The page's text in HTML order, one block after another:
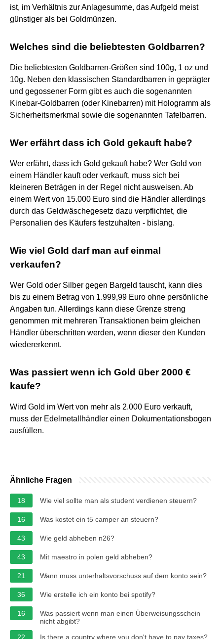
ist, im Verhältnis zur Anlagesumme, das Aufgeld meist
günstiger als bei Goldmünzen.
Welches sind die beliebtesten Goldbarren?
Die beliebtesten Goldbarren-Größen sind 100g, 1 oz und
10g. Neben den klassischen Standardbarren in geprägter
und gegossener Form gibt es auch die sogenannten
Kinebar-Goldbarren (oder Kinebarren) mit Hologramm als
Sicherheitsmerkmal sowie die sogenannten Tafelbarren.
Wer erfährt dass ich Gold gekauft habe?
Wer erfährt, dass ich Gold gekauft habe? Wer Gold von
einem Händler kauft oder verkauft, muss sich bei
kleineren Beträgen in der Regel nicht ausweisen. Ab
einem Wert von 15.000 Euro sind die Händler allerdings
durch das Geldwäschegesetz dazu verpflichtet, die
Personalien des Käufers festzuhalten - bislang.
Wie viel Gold darf man auf einmal
verkaufen?
Wer Gold oder Silber gegen Bargeld tauscht, kann dies
bis zu einem Betrag von 1.999,99 Euro ohne persönliche
Angaben tun. Allerdings kann diese Grenze streng
genommen mit mehreren Transaktionen beim gleichen
Händler überschritten werden, wenn dieser den Kunden
wiedererkennt.
Was passiert wenn ich Gold über 2000 €
kaufe?
Wird Gold im Wert von mehr als 2.000 Euro verkauft,
muss der Edelmetallhändler einen Dokumentationsbogen
ausfüllen.
Ähnliche Fragen
18 Wie viel sollte man als student verdienen steuern?
16 Was kostet ein t5 camper an steuern?
43 Wie geld abheben n26?
43 Mit maestro in polen geld abheben?
21 Wann muss unterhaltsvorschuss auf dem konto sein?
36 Wie erstelle ich ein konto bei spotify?
16
Was passiert wenn man einen Überweisungsschein
nicht abgibt?
22
Is there a country where you don't have to pay taxes?